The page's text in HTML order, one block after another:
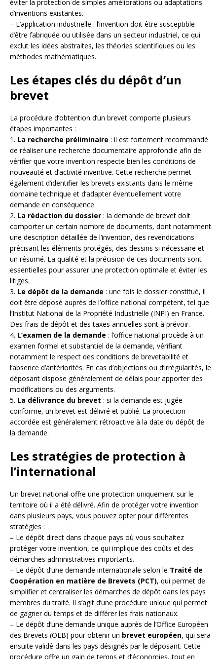
éviter la protection de simples améliorations ou adaptations
d’inventions existantes.
– L’application industrielle : l’invention doit être susceptible
d’être fabriquée ou utilisée dans un secteur industriel, ce qui
exclut les idées abstraites, les théories scientifiques ou les
méthodes mathématiques.
Les étapes clés du dépôt d’un
brevet
La procédure d’obtention d’un brevet comporte plusieurs
étapes importantes :
1. La recherche préliminaire : il est fortement recommandé
de réaliser une recherche documentaire approfondie afin de
vérifier que votre invention respecte bien les conditions de
nouveauté et d’activité inventive. Cette recherche permet
également d’identifier les brevets existants dans le même
domaine technique et d’adapter éventuellement votre
demande en conséquence.
2. La rédaction du dossier : la demande de brevet doit
comporter un certain nombre de documents, dont notamment
une description détaillée de l’invention, des revendications
précisant les éléments protégés, des dessins si nécessaire et
un résumé. La qualité et la précision de ces documents sont
essentielles pour assurer une protection optimale et éviter les
litiges.
3. Le dépôt de la demande : une fois le dossier constitué, il
doit être déposé auprès de l’office national compétent, tel que
l’Institut National de la Propriété Industrielle (INPI) en France.
Des frais de dépôt et des taxes annuelles sont à prévoir.
4. L’examen de la demande : l’office national procède à un
examen formel et substantiel de la demande, vérifiant
notamment le respect des conditions de brevetabilité et
l’absence d’antériorités. En cas d’objections ou d’irrégularités, le
déposant dispose généralement de délais pour apporter des
modifications ou des arguments.
5. La délivrance du brevet : si la demande est jugée
conforme, un brevet est délivré et publié. La protection
accordée est généralement rétroactive à la date du dépôt de
la demande.
Les stratégies de protection à
l’international
Un brevet national offre une protection uniquement sur le
territoire où il a été délivré. Afin de protéger votre invention
dans plusieurs pays, vous pouvez opter pour différentes
stratégies :
– Le dépôt direct dans chaque pays où vous souhaitez
protéger votre invention, ce qui implique des coûts et des
démarches administratives importants.
– Le dépôt d’une demande internationale selon le Traité de
Coopération en matière de Brevets (PCT), qui permet de
simplifier et centraliser les démarches de dépôt dans les pays
membres du traité. Il s’agit d’une procédure unique qui permet
de gagner du temps et de différer les frais nationaux.
– Le dépôt d’une demande unique auprès de l’Office Européen
des Brevets (OEB) pour obtenir un brevet européen, qui sera
ensuite validé dans les pays désignés par le déposant. Cette
procédure offre un gain de temps et d’économies, tout en